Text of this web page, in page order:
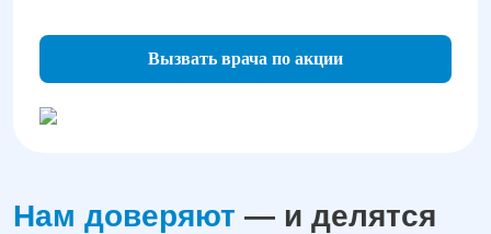
Вызвать врача по акции
Нам доверяют — и делятся